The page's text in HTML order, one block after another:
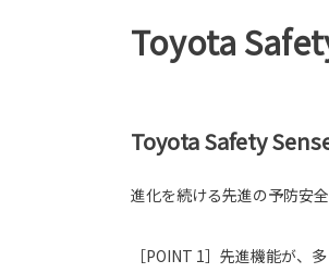
Toyota
Toyota Safety
進化を続ける先進の予防安全
［POINT 1］先進機能が、